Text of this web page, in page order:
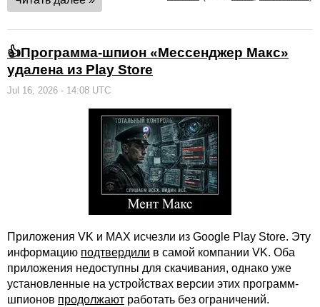
👍Программа-шпион «Мессенджер Макс»
удалена из Play Store
Jul 16, 2026 - 14:08 UTC
Приложения VK и МАХ исчезли из Google Play Store. Эту
информацию подтвердили в самой компании VK. Оба
приложения недоступны для скачивания, однако уже
установленные на устройствах версии этих программ-
шпионов продолжают работать без ограничений.